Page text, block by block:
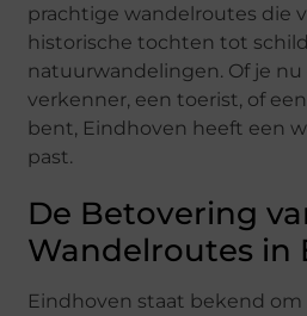
prachtige wandelroutes die
historische tochten tot
natuurwandelingen. Of je nu
verkenner, een toerist, of
bent, Eindhoven heeft een
past.
De Betovering
Wandelroutes in
Eindhoven staat bekend